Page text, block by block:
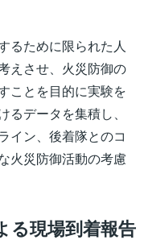
るために限られた人
えさせ、火災防御の
ことを目的に実験を
るデータを集積し、
イン、後着隊とのコ
火災防御活動の考慮
る現場到着報告